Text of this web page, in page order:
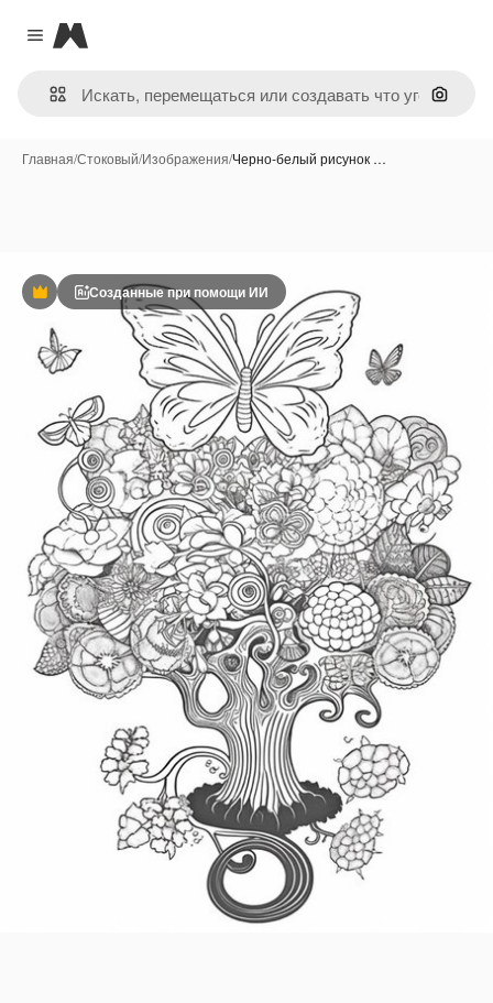
Close menu
Magnific
Поиск
Главная/Стоковый/Изображения/Черно-белый рисунок …
ПремиумСозданные при помощи ИИ